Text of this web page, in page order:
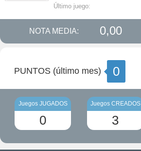
Último juego:
NOTA MEDIA: 0,00
PUNTOS (último mes) 0
Juegos JUGADOS
0
Juegos CREADOS
3